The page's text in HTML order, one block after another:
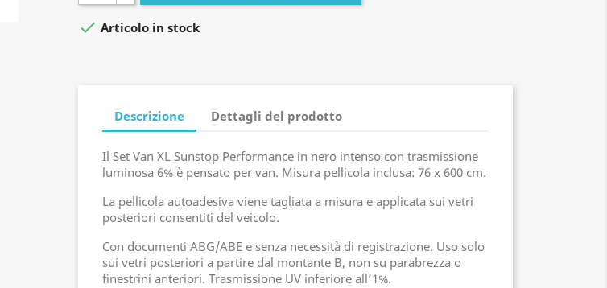
 Articolo in stock
Descrizione Dettagli del prodotto
Il Set Van XL Sunstop Performance in nero intenso con trasmissione
luminosa 6% è pensato per van. Misura pellicola inclusa: 76 x 600 cm.
La pellicola autoadesiva viene tagliata a misura e applicata sui vetri
posteriori consentiti del veicolo.
Con documenti ABG/ABE e senza necessità di registrazione. Uso solo
sui vetri posteriori a partire dal montante B, non su parabrezza o
finestrini anteriori. Trasmissione UV inferiore all’1%.